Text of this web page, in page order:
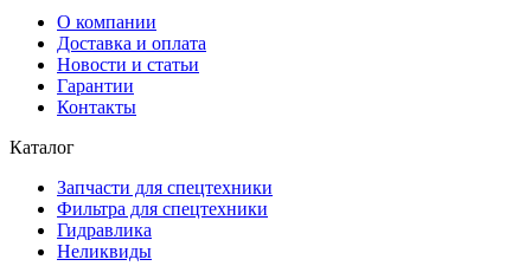
О компании
Доставка и оплата
Новости и статьи
Гарантии
Контакты
Каталог
Запчасти для спецтехники
Фильтра для спецтехники
Гидравлика
Неликвиды